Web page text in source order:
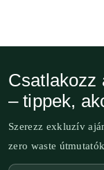
Csatlakozz
– tippek,
Szerezz exkluzív
zero waste